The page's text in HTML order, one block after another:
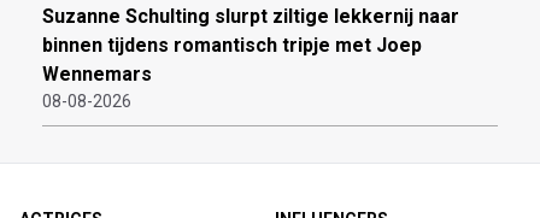
Suzanne Schulting slurpt ziltige lekkernij naar
binnen tijdens romantisch tripje met Joep
Wennemars
08-08-2026